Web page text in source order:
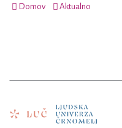
Domov Aktualno